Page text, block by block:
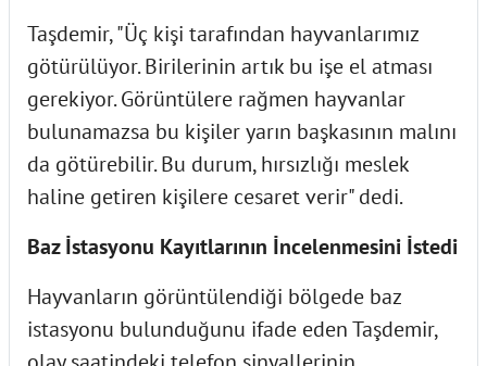
Taşdemir, "Üç kişi tarafından hayvanlarımız
götürülüyor. Birilerinin artık bu işe el atması
gerekiyor. Görüntülere rağmen hayvanlar
bulunamazsa bu kişiler yarın başkasının malını
da götürebilir. Bu durum, hırsızlığı meslek
haline getiren kişilere cesaret verir" dedi.
Baz İstasyonu Kayıtlarının İncelenmesini İstedi
Hayvanların görüntülendiği bölgede baz
istasyonu bulunduğunu ifade eden Taşdemir,